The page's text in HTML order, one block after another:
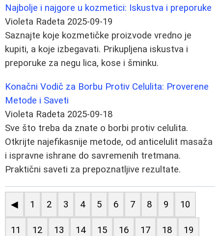
Najbolje i najgore u kozmetici: Iskustva i preporuke
Violeta Radeta 2025-09-19
Saznajte koje kozmetičke proizvode vredno je
kupiti, a koje izbegavati. Prikupljena iskustva i
preporuke za negu lica, kose i šminku.
Konačni Vodič za Borbu Protiv Celulita: Proverene
Metode i Saveti
Violeta Radeta 2025-09-18
Sve što treba da znate o borbi protiv celulita.
Otkrijte najefikasnije metode, od anticelulit masaža
i ispravne ishrane do savremenih tretmana.
Praktični saveti za prepoznatljive rezultate.
◀ 1 2 3 4 5 6 7 8 9 10
11 12 13 14 15 16 17 18 19